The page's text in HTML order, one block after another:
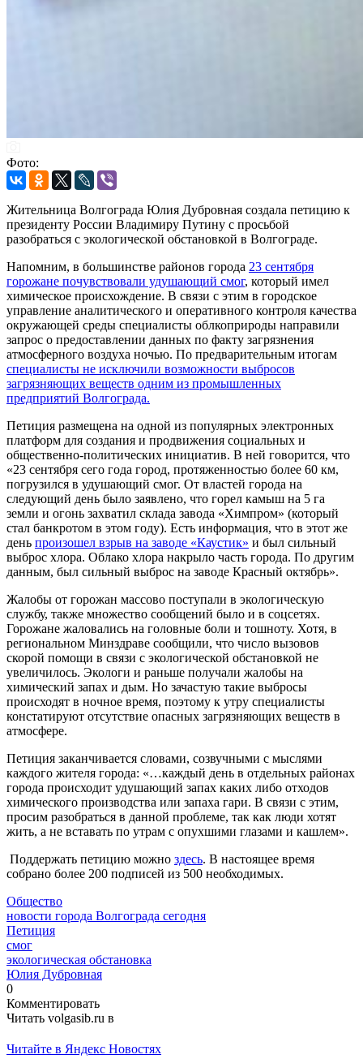
Фото:
Жительница Волгограда Юлия Дубровная создала петицию к
президенту России Владимиру Путину с просьбой
разобраться с экологической обстановкой в Волгограде.
Напомним, в большинстве районов города 23 сентября
горожане почувствовали удушающий смог, который имел
химическое происхождение. В связи с этим в городское
управление аналитического и оперативного контроля качества
окружающей среды специалисты облкоприроды направили
запрос о предоставлении данных по факту загрязнения
атмосферного воздуха ночью. По предварительным итогам
специалисты не исключили возможности выбросов
загрязняющих веществ одним из промышленных
предприятий Волгограда.
Петиция размещена на одной из популярных электронных
платформ для создания и продвижения социальных и
общественно-политических инициатив. В ней говорится, что
«23 сентября сего года город, протяженностью более 60 км,
погрузился в удушающий смог. От властей города на
следующий день было заявлено, что горел камыш на 5 га
земли и огонь захватил склада завода «Химпром» (который
стал банкротом в этом году). Есть информация, что в этот же
день произошел взрыв на заводе «Каустик» и был сильный
выброс хлора. Облако хлора накрыло часть города. По другим
данным, был сильный выброс на заводе Красный октябрь».
Жалобы от горожан массово поступали в экологическую
службу, также множество сообщений было и в соцсетях.
Горожане жаловались на головные боли и тошноту. Хотя, в
региональном Минздраве сообщили, что число вызовов
скорой помощи в связи с экологической обстановкой не
увеличилось. Экологи и раньше получали жалобы на
химический запах и дым. Но зачастую такие выбросы
происходят в ночное время, поэтому к утру специалисты
констатируют отсутствие опасных загрязняющих веществ в
атмосфере.
Петиция заканчивается словами, созвучными с мыслями
каждого жителя города: «…каждый день в отдельных районах
города происходит удушающий запах каких либо отходов
химического производства или запаха гари. В связи с этим,
просим разобраться в данной проблеме, так как люди хотят
жить, а не вставать по утрам с опухшими глазами и кашлем».
Поддержать петицию можно здесь. В настоящее время
собрано более 200 подписей из 500 необходимых.
Общество
новости города Волгограда сегодня
Петиция
смог
экологическая обстановка
Юлия Дубровная
0
Комментировать
Читать volgasib.ru в
Читайте в Яндекс Новостях